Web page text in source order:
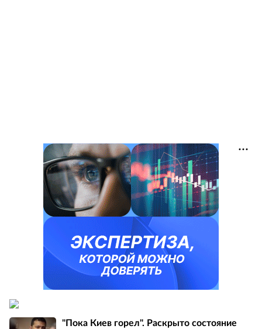
"Пока Киев горел". Раскрыто состояние